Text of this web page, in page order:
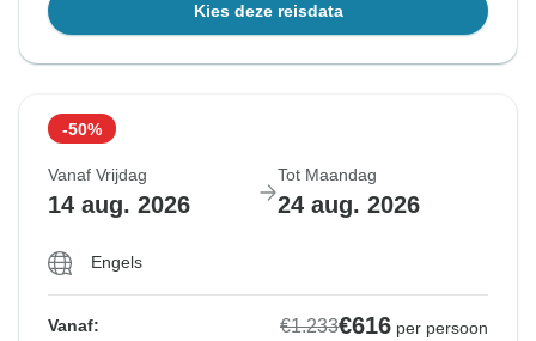
Kies deze reisdata
-50%
Vanaf Vrijdag
14 aug. 2026
Tot Maandag
24 aug. 2026
Engels
Vanaf: €1.233€616 per persoon